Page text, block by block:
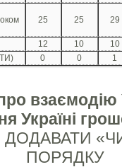
25 25 29
12 10
10
0 0 1
взаємодію
Україні
ПОРЯДКУ